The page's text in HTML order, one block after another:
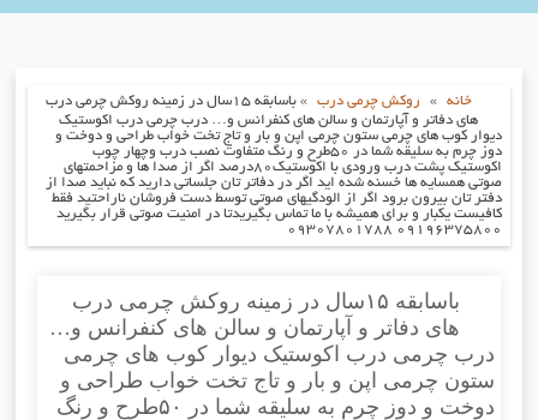
خانه » روکش چرمی درب »
باسابقه ۱۵سال در زمینه روکش چرمی درب
های دفاتر و آپارتمان و سالن های کنفرانس و… درب چرمی درب اکوستیک
دیوار کوب های چرمی ستون چرمی اپن و بار و تاج تخت خواب طراحی و دوخت و
دوز چرم به سلیقه شما در ۵۰طرح و رنگ متفاوت نصب درب وچهار چوب
اکوستیک پشت درب ورودی با اکوستیک۸۰درصد اگر از صدا ها و مزاحمتهای
صوتی همسایه ها خسنه شده اید اگر در دفاتر تان جلساتی دارید که نباید صدا از
دفتر تان بیرون برود اگر از الودگیهای صوتی توسط دست فروشان ناراحتید فقط
کافیست یکبار و برای همیشه با ما تماس بگیریدتا در امنیت صوتی قرار بگیرید
۰۹۱۹۶۳۷۵۸۰۰ ۰۹۳۰۷۸۰۱۷۸۸
باسابقه ۱۵سال در زمینه روکش چرمی درب
های دفاتر و آپارتمان و سالن های کنفرانس و…
درب چرمی درب اکوستیک دیوار کوب های چرمی
ستون چرمی اپن و بار و تاج تخت خواب طراحی و
دوخت و دوز چرم به سلیقه شما در ۵۰طرح و رنگ